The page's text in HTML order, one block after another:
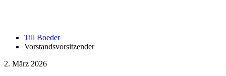
Till Boeder
Vorstandsvorsitzender
2. März 2026